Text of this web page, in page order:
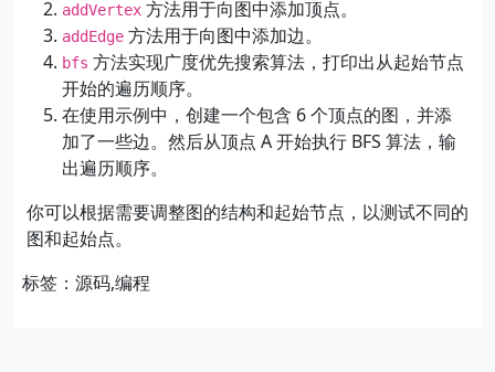
addVertex 方法用于向图中添加顶点。
addEdge 方法用于向图中添加边。
bfs 方法实现广度优先搜索算法，打印出从起始节点
开始的遍历顺序。
在使用示例中，创建一个包含 6 个顶点的图，并添
加了一些边。然后从顶点 A 开始执行 BFS 算法，输
出遍历顺序。
你可以根据需要调整图的结构和起始节点，以测试不同的
图和起始点。
标签：源码,编程